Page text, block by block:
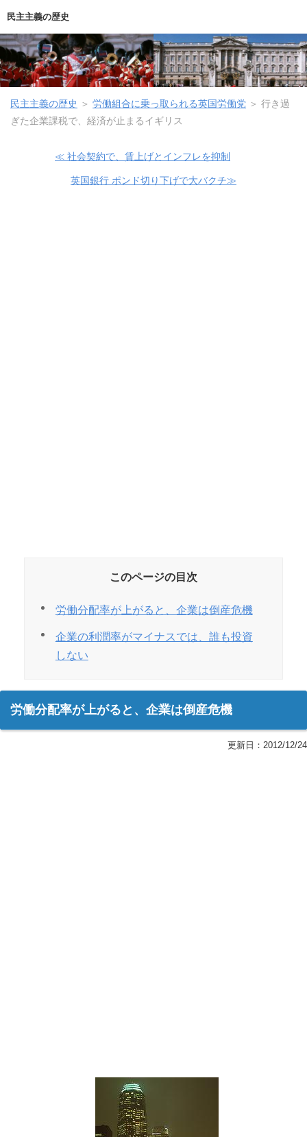
民主主義の歴史
民主主義の歴史 ＞ 労働組合に乗っ取られる英国労働党 ＞ 行き過
ぎた企業課税で、経済が止まるイギリス
≪ 社会契約で、賃上げとインフレを抑制
英国銀行 ポンド切り下げで大バクチ≫
このページの目次
労働分配率が上がると、企業は倒産危機
企業の利潤率がマイナスでは、誰も投資
しない
労働分配率が上がると、企業は倒産危機
更新日： 2012/12/24